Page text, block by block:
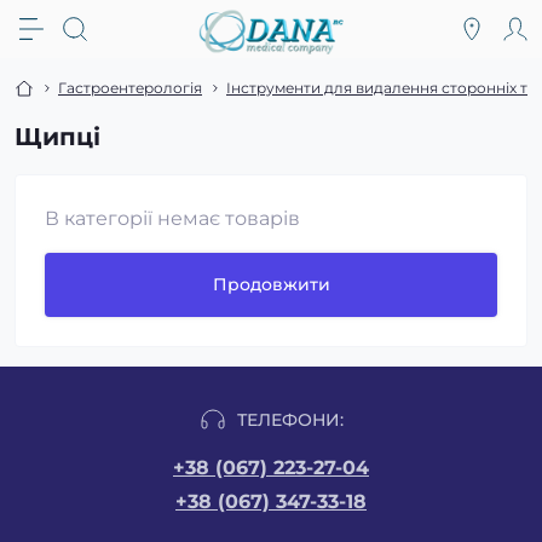
Гастроентерологія Інструменти для видалення сторонніх тіл
Щипці
В категорії немає товарів
Продовжити
ТЕЛЕФОНИ:
+38 (067) 223-27-04
+38 (067) 347-33-18